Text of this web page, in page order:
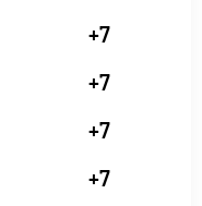
+7
+7
+7
+7